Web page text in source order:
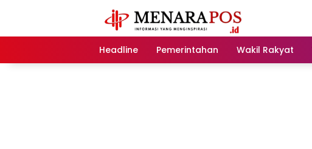
Headline Pemerintahan Wakil Rakyat